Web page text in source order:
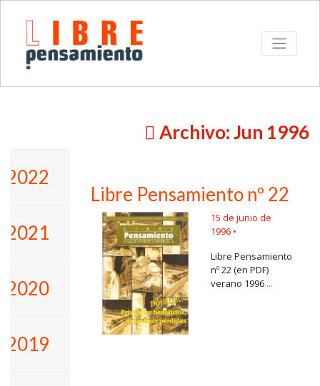
Archivo: Jun 1996
2022
2021
2020
2019
Libre Pensamiento nº 22
15 de junio de
1996 •
Libre Pensamiento
nº 22 (en PDF)
verano 1996 ...